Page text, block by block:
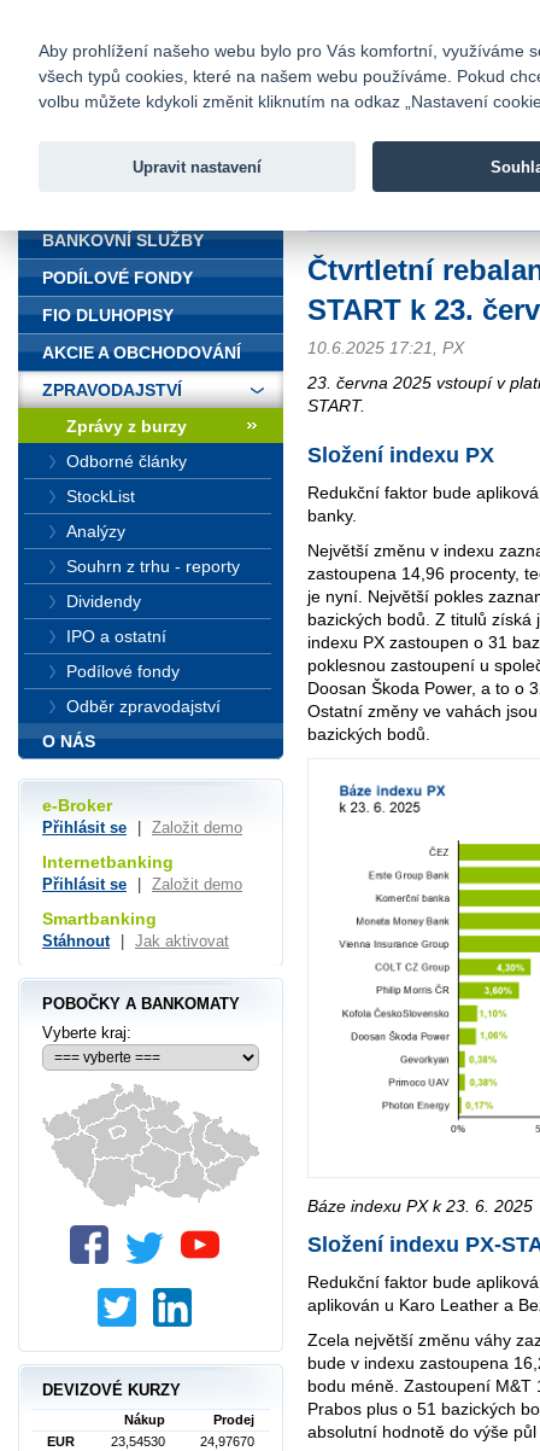
Fio banka
Fio banka
Čtvrtletní
START k 23.
10.6.2025 17:21, PX
23. června 2025 vstoupí v
START.
Složení indexu PX
Redukční faktor bude
banky.
Největší změnu v indexu
zastoupena 14,96 procenty,
je nyní. Největší pokles
bazických bodů. Z titulů
indexu PX zastoupen o 31
poklesnou zastoupení u
Doosan Škoda Power, a to o
Ostatní změny ve vahách
bazických bodů.
Báze indexu PX k 23. 6. 2025
Složení indexu PX-
Redukční faktor bude
aplikován u Karo Leather a
Zcela největší změnu váhy
bude v indexu zastoupena
bodu méně. Zastoupení M&T
Prabos plus o 51 bazických
absolutní hodnotě do výše
BANKOVNÍ SLUŽBY
PODÍLOVÉ FONDY
FIO DLUHOPISY
AKCIE A OBCHODOVÁNÍ
ZPRAVODAJSTVÍ
Zprávy z burzy
Odborné články
StockList
Analýzy
Souhrn z trhu - reporty
Dividendy
IPO a ostatní
Podílové fondy
Odběr zpravodajství
O NÁS
e-Broker
Přihlásit se Založit demo
Internetbanking
Přihlásit se Založit demo
Smartbanking
Stáhnout Jak aktivovat
POBOČKY A BANKOMATY
Vyberte kraj:
DEVIZOVÉ KURZY
Nákup
Prodej
EUR
23,54530
24,97670
Aby prohlížení našeho webu bylo pro Vás komfortní, využíváme
všech typů cookies, které na našem webu používáme. Pokud
volbu můžete kdykoli změnit kliknutím na odkaz „Nastavení
Upravit nastavení